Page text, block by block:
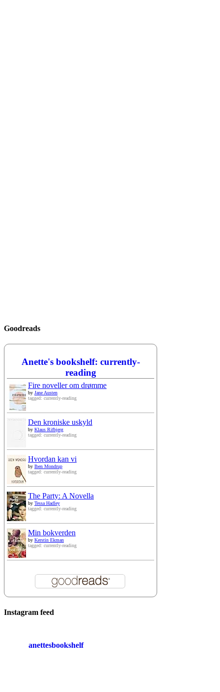
Goodreads
Anette's bookshelf: currently-
reading
Fire noveller om drømme
by Jane Austen
tagged: currently-reading
Den kroniske uskyld
by Klaus Rifbjerg
tagged: currently-reading
Hvordan kan vi
by Iben Mondrup
tagged: currently-reading
The Party: A Novella
by Tessa Hadley
tagged: currently-reading
Min bokverden
by Kerstin Ekman
tagged: currently-reading
Instagram feed
anettesbookshelf